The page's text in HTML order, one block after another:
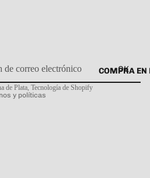
COMPRA EN
OK
de Plata Tecnología de Shopify
y políticas